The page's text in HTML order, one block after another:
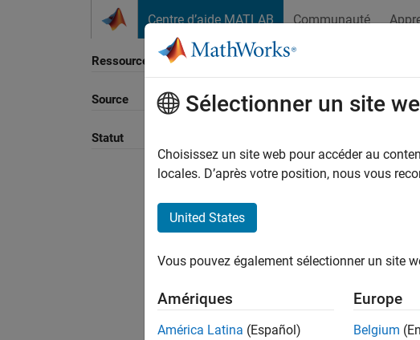
Centre d’aide MATLAB Communauté
Ressource
Source
Statut
Trier par
Sélectionner un site
Choisissez un site web pour accéder au
locales. D’après votre position, nous vous
United States
Vous pouvez également sélectionner un site
Amériques
América Latina (Español)
Europe
Belgium